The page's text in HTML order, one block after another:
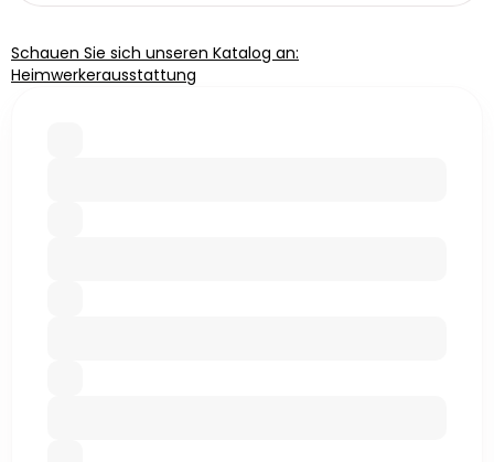
Schauen Sie sich unseren Katalog an:
Heimwerkerausstattung